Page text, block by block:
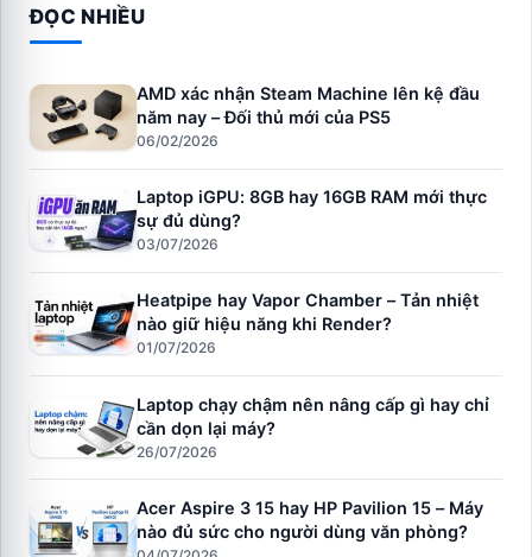
ĐỌC NHIỀU
AMD xác nhận Steam Machine lên kệ đầu
năm nay – Đối thủ mới của PS5
06/02/2026
Laptop iGPU: 8GB hay 16GB RAM mới thực
sự đủ dùng?
03/07/2026
Heatpipe hay Vapor Chamber – Tản nhiệt
nào giữ hiệu năng khi Render?
01/07/2026
Laptop chạy chậm nên nâng cấp gì hay chỉ
cần dọn lại máy?
26/07/2026
Acer Aspire 3 15 hay HP Pavilion 15 – Máy
nào đủ sức cho người dùng văn phòng?